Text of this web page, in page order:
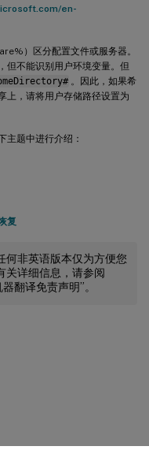
en-
）区分配置文件或服务器。
不能识别用户环境变量。但
。因此，如果希
上，请将用户存储路径设置为
主题中进行介绍：
复
何非英语版本仅为方便您
关详细信息，请参阅
器翻译免责声明”。